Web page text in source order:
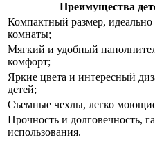
Преимущества
Компактный размер,
комнаты;
Мягкий и удобный
комфорт;
Яркие цвета и интересный
детей;
Съемные чехлы, легко
Прочность и долговечность,
использования.